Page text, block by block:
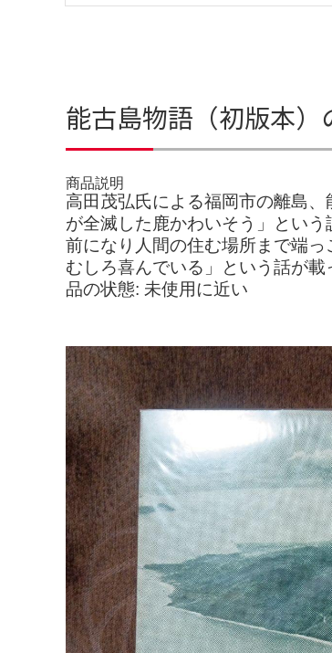
能古島物語（初版本）
商品説明
高田茂弘氏による福岡市の離島
が全滅した鹿かわいそう」とい
前になり人間の住む場所まで端
むしろ喜んでいる」という話が
品の状態: 未使用に近い